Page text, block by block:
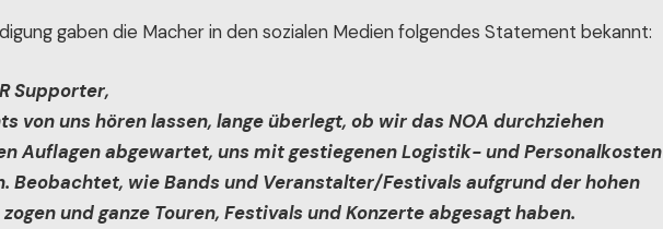
gaben die Macher in den sozialen Medien folgendes Statement bekannt:
Supporter,
von uns hören lassen, lange überlegt, ob wir das NOA durchziehen
Auflagen abgewartet, uns mit gestiegenen Logistik- und Personalkosten
Beobachtet, wie Bands und Veranstalter/Festivals aufgrund der hohen
und ganze Touren, Festivals und Konzerte abgesagt haben.